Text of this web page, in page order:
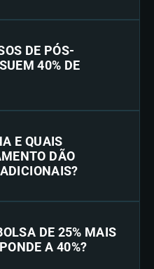
DE PÓS-
40% DE
E QUAIS
DÃO
DE 25% MAIS
A 40%?